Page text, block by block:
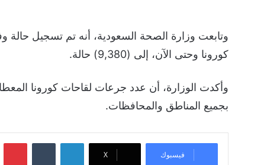
وتابعت وزارة الصحة السعودية، أنه تم تسجيل حالة
كورونا وحتى الآن، إلى (9,380) حالة.
بجميع المناطق والمحافظات.
فيسبوك ‫X
لينكدإن